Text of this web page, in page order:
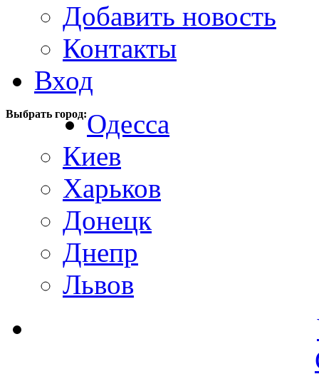
Добавить новость
Контакты
Вход
Выбрать город:Одесса
Киев
Харьков
Донецк
Днепр
Львов